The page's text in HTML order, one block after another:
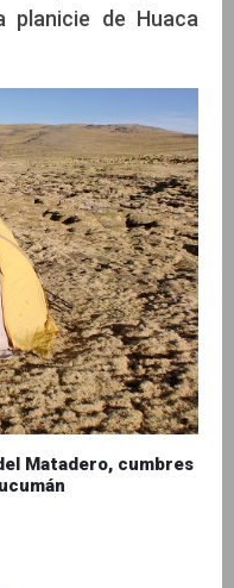
planicie de Huaca
Matadero, cumbres